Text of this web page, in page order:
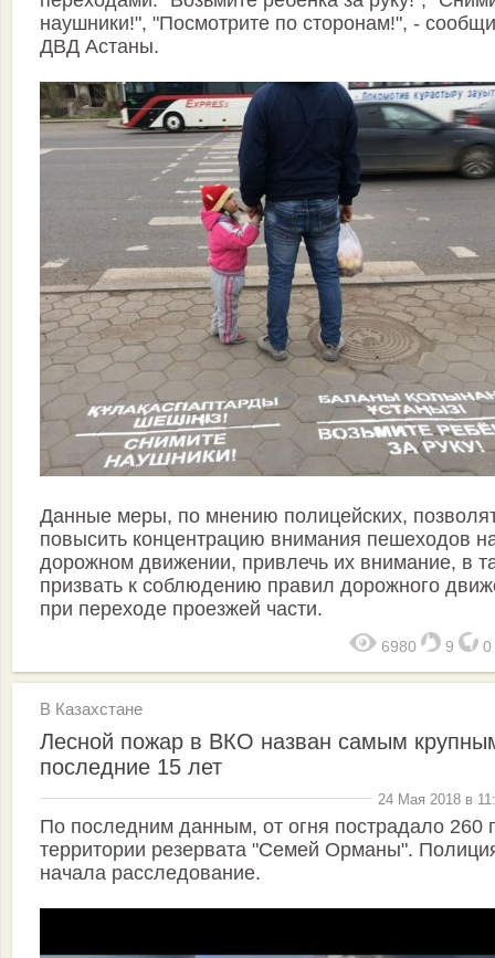
наушники!", "Посмотрите по сторонам!", -
ДВД Астаны.
Данные меры, по мнению полицейских,
повысить концентрацию внимания пешеходов
дорожном движении, привлечь их внимание, в
призвать к соблюдению правил дорожного
при переходе проезжей части.
6980 9 0
В Казахстане
Лесной пожар в ВКО назван самым
последние 15 лет
24 Мая 2018 в
По последним данным, от огня пострадало 260
территории резервата "Семей Орманы".
начала расследование.